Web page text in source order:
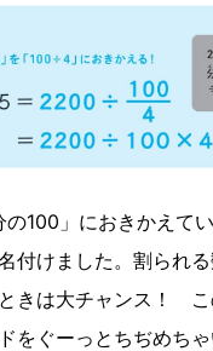
の100」におきかえて
付けました。割られ
きは大チャンス！ こ
をぐーっとちぢめちゃ